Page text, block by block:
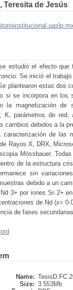
Teresita de Jesús
estudió el efecto
Se inició el
plantearon estas dos
si se incorpora en los
la magnetización de
K, parámetros de
cambios debidos a la
caracterización de las
Rayos X, DRX,
Mössbauer.
de la estructura
sin
debido a un
3+ por iones Sr 2+
de Nd (x=
de fases
Name:
Size: 3.553Mb